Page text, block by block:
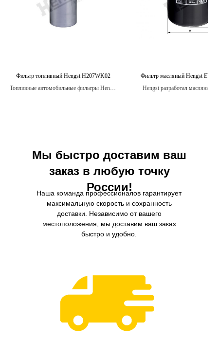
Фильтр топливный Hengst H207WK02
Топливные автомобильные фильтры Hengst
Фильтр масляный Hengst
Hengst разработал масляные
Мы быстро доставим ваш
заказ в любую точку
России!
Наша команда профессионалов гарантирует
максимальную скорость и сохранность
доставки. Независимо от вашего
местоположения, мы доставим ваш заказ
быстро и удобно.